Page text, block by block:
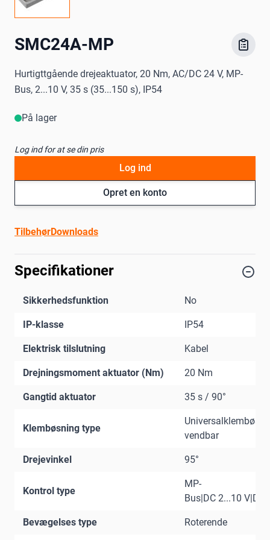
SMC24A-MP
Hurtigttgående drejeaktuator, 20 Nm, AC/DC 24 V, MP-
Bus, 2...10 V, 35 s (35...150 s), IP54
På lager
Log ind for at se din pris
Opret en konto
Log ind
TilbehørDownloads
Specifikationer
Sikkerhedsfunktion No
IP-klasse IP54
Elektrisk tilslutning Kabel
Drejningsmoment aktuator (Nm) 20 Nm
Gangtid aktuator 35 s / 90°
Klembøsning type
vendbar
Drejevinkel 95°
Kontrol type
MP-
Bus|DC 2...10 V|DC
Bevægelses type Roterende